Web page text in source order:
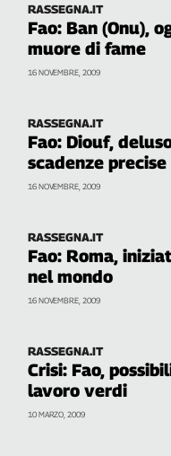
RASSEGNA.IT
Fao: Ban (Onu),
muore di fame
16 NOVEMBRE, 2009
RASSEGNA.IT
Fao: Diouf,
scadenze precise
16 NOVEMBRE, 2009
RASSEGNA.IT
Fao: Roma,
nel mondo
16 NOVEMBRE, 2009
RASSEGNA.IT
Crisi: Fao,
lavoro verdi
10 MARZO, 2009